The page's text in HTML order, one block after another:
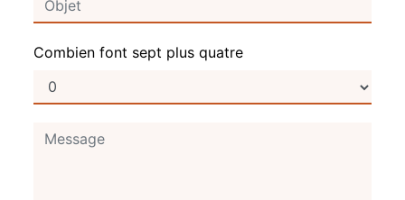
Combien font sept plus quatre